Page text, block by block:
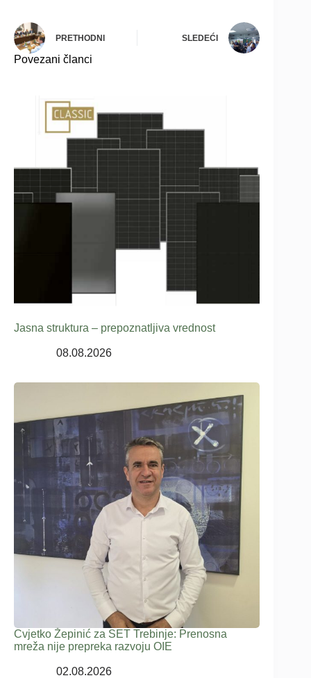
PRETHODNI SLEDEĆI
Povezani članci
Jasna struktura – prepoznatljiva vrednost
08.08.2026
Cvjetko Žepinić za SET Trebinje: Prenosna
mreža nije prepreka razvoju OIE
02.08.2026